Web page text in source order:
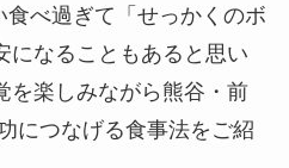
食べ過ぎて「せっかくのボ
なることもあると思い
を楽しみながら熊谷・前
につなげる食事法をご紹